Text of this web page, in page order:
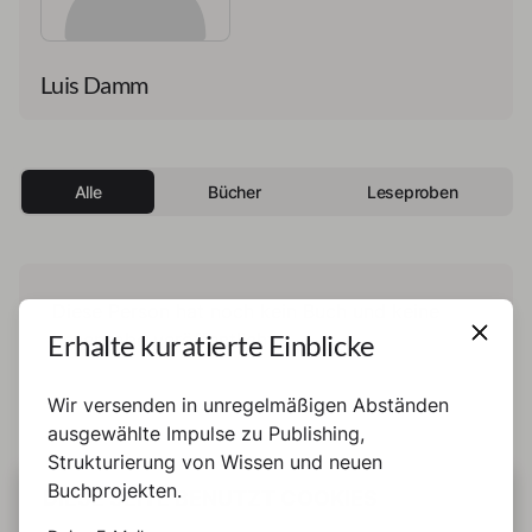
Luis Damm
Alle Bücher Leseproben
Leseprobe veröffentlicht.
DIESE SEITE BENUTZT COOKIES
Erhalte kuratierte Einblicke
Wir versenden in unregelmäßigen Abständen
ausgewählte Impulse zu Publishing,
Strukturierung von Wissen und neuen
Buchprojekten.